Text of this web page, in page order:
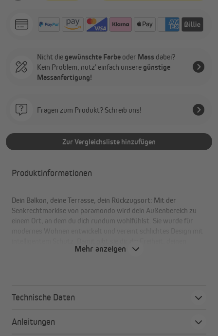
Nicht die gewünschte Farbe oder Mass dabei?
Kein Problem, nutz' einfach unsere günstige
Massanfertigung!
Fragen zum Produkt? Schreib uns!
Zur Vergleichsliste hinzufügen
Produktinformationen
Dein Balkon, deine Terrasse, dein Rückzugsort: Mit der
Senkrechtmarkise von paramondo wird dein Außenbereich zu
einem Ort, an dem du dich rundum wohlfühlst. Sie wurde für
Außenbereich ganz nach deinen Vorstellungen zu gestalten. Wie
Mehr anzeigen
Technische Daten
Anleitungen